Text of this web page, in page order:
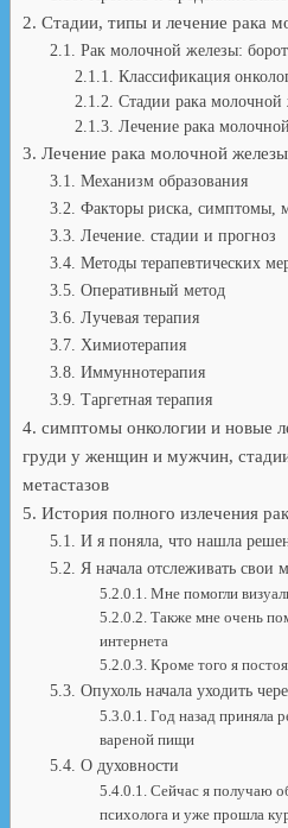
Стадии, типы и лечение рака
Рак молочной железы:
Классификация
Стадии рака молочной
Лечение рака
Лечение рака молочной
Механизм образования
Факторы риска, симптомы,
Лечение. стадии и прогноз
Методы терапевтических
Оперативный метод
Лучевая терапия
Химиотерапия
Иммуннотерапия
Таргетная терапия
симптомы онкологии и новые
груди у женщин и мужчин,
метастазов
История полного излечения
И я поняла, что нашла
Я начала отслеживать свои
Мне помогли
Также мне очень
интернета
Кроме того я
Опухоль начала уходить
Год назад приняла
вареной пищи
О духовности
Сейчас я получаю
психолога и уже прошла